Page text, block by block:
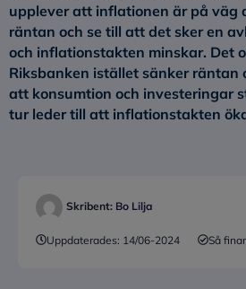
upplever att inflationen är på väg
räntan och se till att det sker en
och inflationstakten minskar. Det
Riksbanken istället sänker räntan
att konsumtion och investeringar
tur leder till att inflationstakten
Skribent: Bo Lilja
Uppdaterades: 14/06-2024 Så